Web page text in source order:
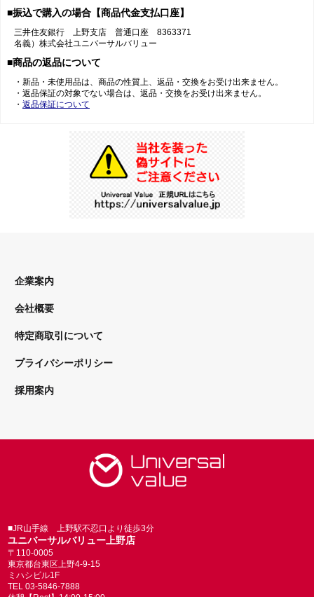
■振込で購入の場合【商品代金支払口座】
三井住友銀行 上野支店 普通口座 8363371
名義）株式会社ユニバーサルバリュー
■商品の返品について
・新品・未使用品は、商品の性質上、返品・交換をお受け出来ません。
・返品保証の対象でない場合は、返品・交換をお受け出来ません。
・ 返品保証について
企業案内
会社概要
特定商取引について
プライバシーポリシー
採用案内
■JR山手線 上野駅不忍口より徒歩3分
ユニバーサルバリュー上野店
〒110-0005
東京都台東区上野4-9-15
ミハシビル1F
TEL 03-5846-7888